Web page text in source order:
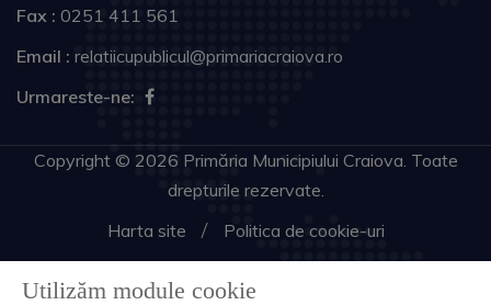
Fax : 0251 411 561
Email : relatiicupublicul@primariacraiova.ro
Urmareste-ne:
Copyright © 2026 Primăria Municipiului Craiova. Toate
drepturile rezervate.
Harta site
Politica de cookie-uri
Utilizăm module cookie